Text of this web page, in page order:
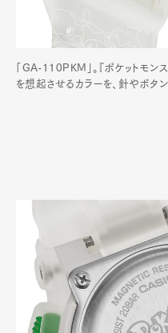
「GA-110PKM」。『ポケットモン
を想起させるカラーを、針やボタン